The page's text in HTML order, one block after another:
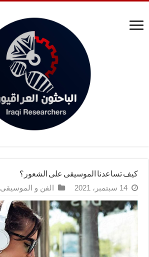
كيف تساعدنا الموسيقى على الشعور؟
14 سبتمبر، 2021 الفن و الموسيقى